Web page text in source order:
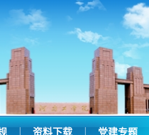
资料下载 党建专题